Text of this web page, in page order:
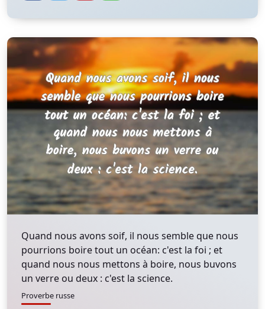
Quand nous avons soif, il nous semble que nous
pourrions boire tout un océan: c'est la foi ; et
quand nous nous mettons à boire, nous buvons
un verre ou deux : c'est la science.
Proverbe russe